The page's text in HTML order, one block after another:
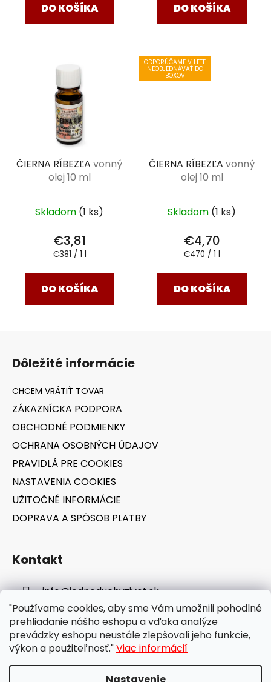
"Používame cookies, aby sme Vám umožnili pohodlné
prehliadanie nášho eshopu a vďaka analýze
prevádzky eshopu neustále zlepšovali jeho funkcie,
výkon a použiteľnosť."Viac informácií
DO KOŠÍKA DO KOŠÍKA
ČIERNA RÍBEZĽA vonný
olej 10 ml
Skladom (1 ks)
€3,81
Jednotková
€381 / 1 l
DO KOŠÍKA
ODPORÚČAME V LETE
NEOBJEDNÁVAŤ DO
BOXOV
ČIERNA RÍBEZĽA vonný
olej 10 ml
Skladom (1 ks)
€4,70
Jednotková
€470 / 1 l
DO KOŠÍKA
Dôležité informácie
ZÁKAZNÍCKA PODPORA
OBCHODNÉ PODMIENKY
OCHRANA OSOBNÝCH ÚDAJOV
PRAVIDLÁ PRE COOKIES
NASTAVENIA COOKIES
UŽITOČNÉ INFORMÁCIE
DOPRAVA A SPÔSOB PLATBY
Kontakt
info@jednoduchyzivot.sk
E-shop: 0948 647 767